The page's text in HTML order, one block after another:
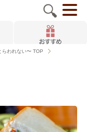
らわれない〜 TOP